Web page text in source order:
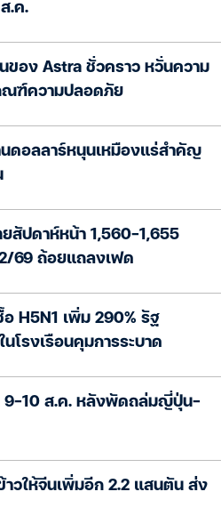
.ค.
ของ Astra ชั่วคราว หวั่นความ
กณฑ์ความปลอดภัย
ดอลลาร์หนุนเหมืองแร่สำคัญ
สัปดาห์หน้า 1,560-1,655
69 ถ้อยแถลงเฟด
H5N1 เพิ่ม 290% รัฐ
โรงเรือนคุมการระบาด
9-10 ส.ค. หลังพัดถล่มญี่ปุ่น-
าวให้จีนเพิ่มอีก 2.2 แสนตัน ส่ง